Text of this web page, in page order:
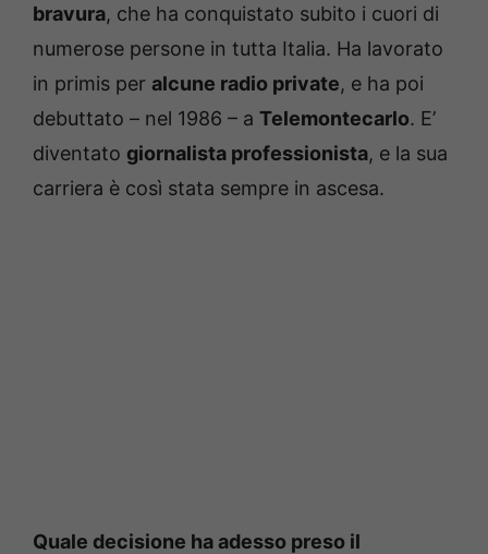
bravura, che ha conquistato subito i cuori di
numerose persone in tutta Italia. Ha lavorato
in primis per alcune radio private, e ha poi
debuttato – nel 1986 – a Telemontecarlo. E’
diventato giornalista professionista, e la sua
carriera è così stata sempre in ascesa.
Quale decisione ha adesso preso il